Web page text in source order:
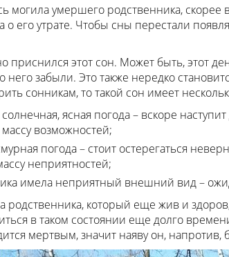
могила умершего родственника, скорее
его утрате. Чтобы сны перестали
приснился этот сон. Может быть, этот
него забыли. Это также нередко
сонникам, то такой сон имеет
ясная погода – вскоре
возможностей;
погода – стоит остерегаться
неприятностей;
имела неприятный внешний вид –
родственника, который еще жив и
в таком состоянии еще долго
мертвым, значит наяву он, напротив,